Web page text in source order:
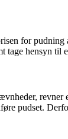
for
hensyn til
revner
pudset.